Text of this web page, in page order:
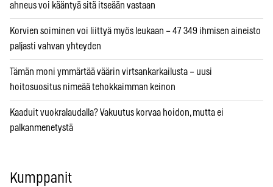
ahneus voi kääntyä sitä itseään vastaan
Korvien soiminen voi liittyä myös leukaan – 47 349 ihmisen aineisto
paljasti vahvan yhteyden
Tämän moni ymmärtää väärin virtsankarkailusta – uusi
hoitosuositus nimeää tehokkaimman keinon
Kaaduit vuokralaudalla? Vakuutus korvaa hoidon, mutta ei
palkanmenetystä
Kumppanit